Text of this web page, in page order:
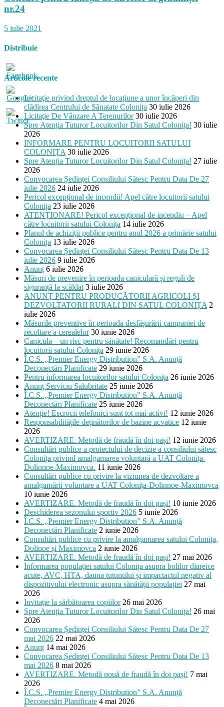
nr.24
5 iulie 2021
Distribuie
articole/informarea-
Articole recente
Licitaţie privind dreptul de locațiune a unor încăperi din
clădirea Centrului de Sănatate Colonița 30 iulie 2026
Licitaţie De Vânzare A Terenurilor 30 iulie 2026
Spre Atenția Tuturor Locuitorilor Din Satul Colonița! 30 iulie
2026
INFORMARE PENTRU LOCUITORII SATULUI
COLONIȚA 30 iulie 2026
Spre Atenția Tuturor Locuitorilor Din Satul Colonița! 27 iulie
2026
Convocarea Ședinței Consiliului Sătesc Pentru Data De 27
iulie 2026 24 iulie 2026
Pericol excepțional de incendii! Apel către locuitorii satului
Colonița 23 iulie 2026
ATENȚIONARE! Pericol excepțional de incendiu – Apel
către locuitorii satului Colonița 14 iulie 2026
Planul de achiziții publice pentru anul 2026 a primărie satului
Colonița 13 iulie 2026
Convocarea Ședinței Consiliului Sătesc Pentru Data De 13
iulie 2026 9 iulie 2026
Anunț 6 iulie 2026
Măsuri de prevenire în perioada caniculară și reguli de
siguranță la scăldat 3 iulie 2026
ANUNȚ PENTRU PRODUCĂTORII AGRICOLI ȘI
DEZVOLTATORII RURALI DIN SATUL COLONIȚA 2
iulie 2026
Măsurile preventive în perioada desfășurării campaniei de
recoltare a cerealelor 30 iunie 2026
Canicula – un risc pentru sănătate! Recomandări pentru
locuitorii satului Colonița 29 iunie 2026
Î.C.S. „Premier Energy Distribution” S.A. Anunţă
Deconectări Planificate 29 iunie 2026
Pentru informarea locuitorilor satului Colonița 26 iunie 2026
Anunț Serviciu Salubritate 25 iunie 2026
Î.C.S. „Premier Energy Distribution” S.A. Anunţă
Deconectări Planificate 25 iunie 2026
Atenție! Escrocii telefonici sunt tot mai activi! 12 iunie 2026
Responsabilitățile deținătorilor de bazine acvatice 12 iunie
2026
AVERTIZARE. Metodă de fraudă în doi pași! 12 iunie 2026
Consultări publice a proiectului de decizie a consiliului sătesc
Colonița privind amalgamarea voluntară a UAT Colonița-
Dolinnoe-Maximovca. 11 iunie 2026
Consultări publice cu privire la viziunea de dezvoltare a
amalgamării voluntare a UAT Colonița-Dolinnoe-Maximovca
10 iunie 2026
AVERTIZARE. Metodă de fraudă în doi pași! 10 iunie 2026
Deschiderea sezonului sportiv 2026 5 iunie 2026
Î.C.S. „Premier Energy Distribution” S.A. Anunţă
Deconectări Planificate 2 iunie 2026
Consultări publice cu privire la amalgamarea satului Colonița,
Dolinoe și Maximovca 2 iunie 2026
AVERTIZARE. Metodă de fraudă în doi pași! 27 mai 2026
Informarea populației satului Colonița asupra bolilor diareice
acute, AVC, HTA, dauna tutunului și impactactul negativ al
dispozitivului electronic asupra sănătății populației 27 mai
2026
Invitație la sărbătoarea copiilor 26 mai 2026
Spre Atenția Tuturor Locuitorilor Din Satul Colonița! 26 mai
2026
Convocarea Ședinței Consiliului Sătesc Pentru Data De 27
mai 2026 22 mai 2026
Anunț 14 mai 2026
Convocarea Ședinței Consiliului Sătesc Pentru Data De 13
mai 2026 8 mai 2026
AVERTIZARE. Metodă nouă de fraudă în doi pași! 7 mai
2026
Î.C.S. „Premier Energy Distribution” S.A. Anunţă
Deconectări Planificate 4 mai 2026